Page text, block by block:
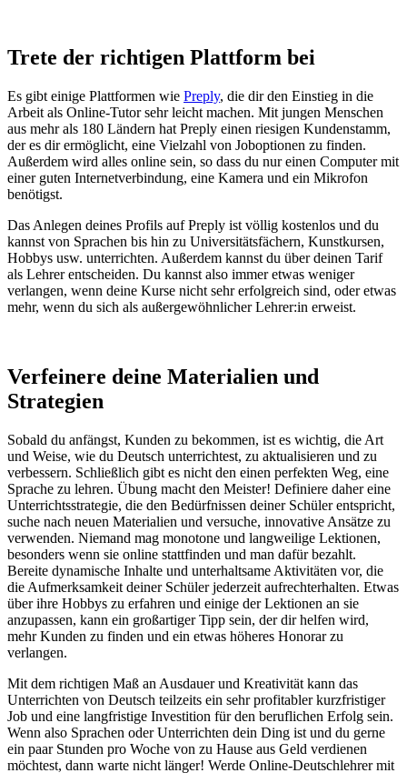
Trete der richtigen Plattform bei
Es gibt einige Plattformen wie Preply, die dir den Einstieg in die
Arbeit als Online-Tutor sehr leicht machen. Mit jungen Menschen
aus mehr als 180 Ländern hat Preply einen riesigen Kundenstamm,
der es dir ermöglicht, eine Vielzahl von Joboptionen zu finden.
Außerdem wird alles online sein, so dass du nur einen Computer mit
einer guten Internetverbindung, eine Kamera und ein Mikrofon
benötigst.
Das Anlegen deines Profils aufPreply ist völlig kostenlos und du
kannst von Sprachen bis hin zu Universitätsfächern, Kunstkursen,
Hobbys usw. unterrichten. Außerdem kannst du über deinen Tarif
als Lehrer entscheiden. Du kannst also immer etwas weniger
verlangen, wenn deine Kurse nicht sehr erfolgreich sind, oder etwas
mehr, wenn du sich als außergewöhnlicher Lehrer:in erweist.
Verfeinere deine Materialien und
Strategien
Sobald du anfängst, Kunden zu bekommen, ist es wichtig, die Art
und Weise, wie du Deutsch unterrichtest, zu aktualisieren und zu
verbessern. Schließlich gibt es nicht den einen perfekten Weg, eine
Sprache zu lehren. Übung macht den Meister! Definiere daher eine
Unterrichtsstrategie, die den Bedürfnissen deiner Schüler entspricht,
suche nach neuen Materialien und versuche, innovative Ansätze zu
verwenden. Niemand mag monotone und langweilige Lektionen,
besonders wenn sie online stattfinden und man dafür bezahlt.
Bereite dynamische Inhalte und unterhaltsame Aktivitäten vor, die
die Aufmerksamkeit deiner Schüler jederzeit aufrechterhalten. Etwas
über ihre Hobbys zu erfahren und einige der Lektionen an sie
anzupassen, kann ein großartiger Tipp sein, der dir helfen wird,
mehr Kunden zu finden und ein etwas höheres Honorar zu
verlangen.
Mit dem richtigen Maß an Ausdauer und Kreativität kann das
Unterrichten von Deutsch teilzeits ein sehr profitabler kurzfristiger
Job und eine langfristige Investition für den beruflichen Erfolg sein.
Wenn also Sprachen oder Unterrichten dein Ding ist und du gerne
ein paar Stunden pro Woche von zu Hause aus Geld verdienen
möchtest, dann warte nicht länger! Werde Online-Deutschlehrer mit